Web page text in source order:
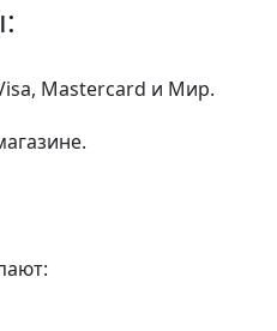
Mastercard и Мир.